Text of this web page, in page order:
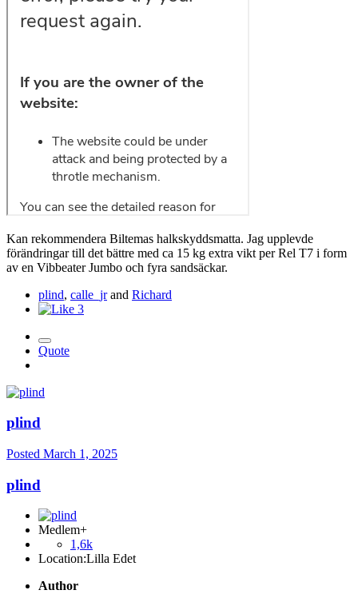
Kan rekommendera Biltemas halkskyddsmatta. Jag upplevde
förändringar till det bättre med ca 15 kg extra vikt per Rel T7 i form
av en Vibbeater Jumbo och fyra sandsäckar.
plind, calle_jrand Richard
3
Quote
plind
Posted March 1, 2025
plind
Medlem+
1,6k
Location:Lilla Edet
Author